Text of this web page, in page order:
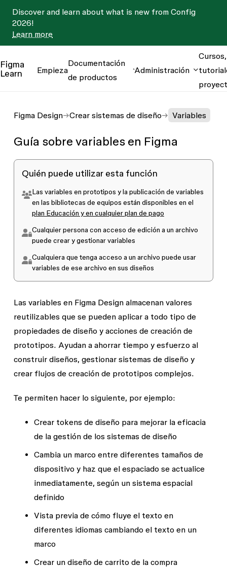
Discover and learn about what is new from Config
2026!
Learn more
Figma
Learn
Empieza
Documentación
de productos
Administración
Cursos,
Figma Design Crear sistemas de diseño Variables
Guía sobre variables en Figma
Quién puede utilizar esta función
Las variables en prototipos y la publicación de variables
en las bibliotecas de equipos están disponibles en el
plan Educación y en cualquier plan de pago
Cualquier persona con acceso de edición a un archivo
puede crear y gestionar variables
Cualquiera que tenga acceso a un archivo puede usar
variables de ese archivo en sus diseños
Las variables en Figma Design almacenan valores
reutilizables que se pueden aplicar a todo tipo de
propiedades de diseño y acciones de creación de
prototipos. Ayudan a ahorrar tiempo y esfuerzo al
construir diseños, gestionar sistemas de diseño y
crear flujos de creación de prototipos complejos.
Te permiten hacer lo siguiente, por ejemplo:
Crear tokens de diseño para mejorar la eficacia
de la gestión de los sistemas de diseño
Cambia un marco entre diferentes tamaños de
dispositivo y haz que el espaciado se actualice
inmediatamente, según un sistema espacial
definido
Vista previa de cómo fluye el texto en
diferentes idiomas cambiando el texto en un
marco
Crear un diseño de carrito de la compra